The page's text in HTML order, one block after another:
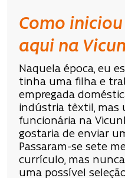
Como
aqui na
Naquela época, eu
tinha uma filha e
empregada
indústria têxtil, mas
funcionária na
gostaria de enviar
Passaram-se sete
currículo, mas
uma possível